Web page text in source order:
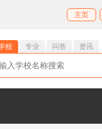
主页
校 专业 问答
资讯